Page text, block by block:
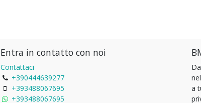
Entra in contatto con noi
Contattaci
+390444639277
+393488067695
+393488067695
a